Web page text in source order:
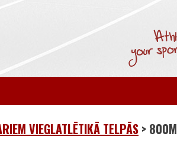
VIEGLATLĒTIKĀ TELPĀS > 800M